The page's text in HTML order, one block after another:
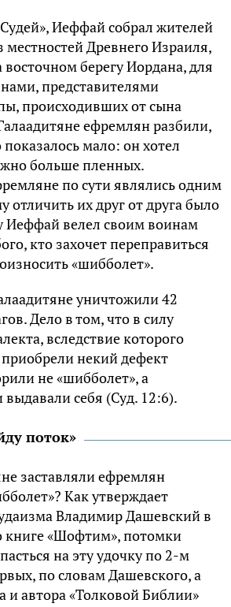
Иеффай собрал жителей
местностей Древнего Израиля,
берегу Иордана, для
представителями
происходивших от сына
ефремлян разбили,
мало: он хотел
больше пленных.
по сути являлись одним
отличить их друг от друга было
Иеффай велел своим воинам
кто захочет переправиться
«шибболет».
уничтожили 42
Дело в том, что в силу
вследствие которого
некий дефект
не «шибболет», а
выдавали себя (Суд. 12:6).
поток»
заставляли ефремлян
Как утверждает
Владимир Дашевский в
книге «Шофтим», потомки
на эту удочку по 2-м
по словам Дашевского, а
и автора «Толковой Библии»